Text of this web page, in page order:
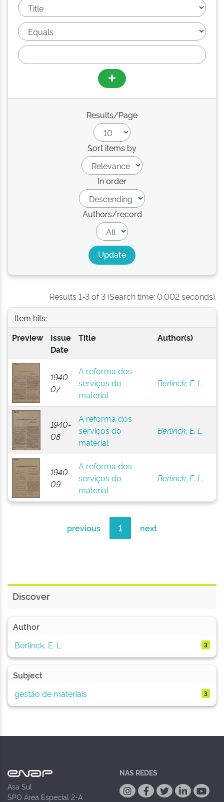
Results/Page
Sort items by
In order
Authors/record
Results 1-3 of 3 (Search time: 0.002 seconds).
Item hits:
Preview
Issue
Date
Title Author(s)
1940-
07
A reforma dos
serviços do
material
Berlinck, E. L.
1940-
08
A reforma dos
serviços do
material
Berlinck, E. L.
1940-
09
A reforma dos
serviços do
material
Berlinck, E. L.
previous 1 next
Discover
Author
Berlinck, E. L.
3
Subject
gestão de materiais
3
Asa Sul
SPO Área Especial 2-A
NAS REDES